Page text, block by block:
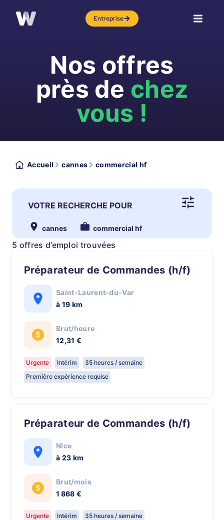
Entreprise
Nos offres
près de chez
vous !
Accueil cannes commercial hf
VOTRE RECHERCHE POUR
cannes commercial hf
5 offres d’emploi trouvées
Préparateur de Commandes (h/f)
Saint-Laurent-du-Var
à 19 km
Brut/heure
12,31 €
Urgente Intérim
35 heures / semaine
Première expérience requise
Préparateur de Commandes (h/f)
Nice
à 23 km
Brut/mois
1 868 €
Urgente Intérim
35 heures / semaine